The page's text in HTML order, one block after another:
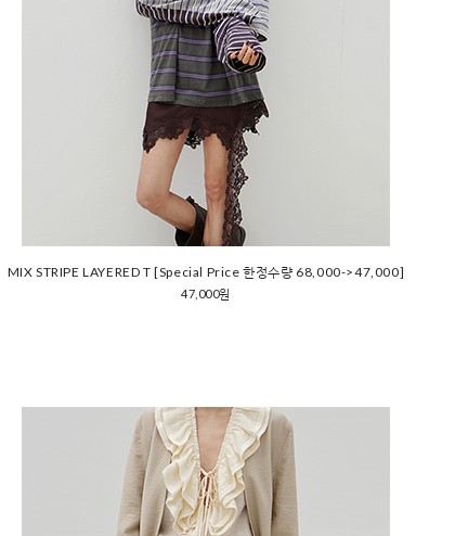
MIX STRIPE LAYERED T [Special Price 한정수량 68,000->47,000]
47,000원